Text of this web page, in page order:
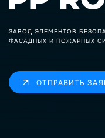
ЗАВОД ЭЛЕМЕНТОВ
ФАСАДНЫХ И ПОЖАРНЫХ
ОТПРАВИТЬ